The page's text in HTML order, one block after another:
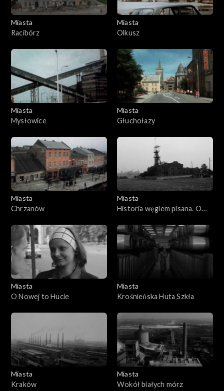
Miasta
Racibórz
Miasta
Olkusz
Miasta
Mysłowice
Miasta
Głuchołazy
Miasta
Chrzanów
Miasta
Historia węglem pisana. O
Miasta
O Nowej to Hucie
Miasta
Krośnieńska Huta Szkła
Miasta
Kraków
Miasta
Wokół białych mórz